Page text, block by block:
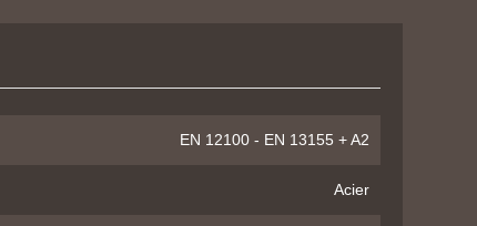
EN 12100 - EN 13155 + A2
Acier